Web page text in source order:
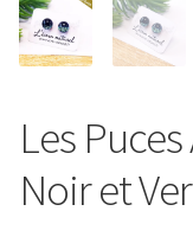
Les
Noir et